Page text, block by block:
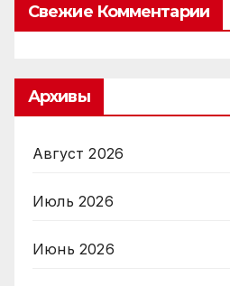
Свежие Комментарии
Архивы
Август 2026
Июль 2026
Июнь 2026